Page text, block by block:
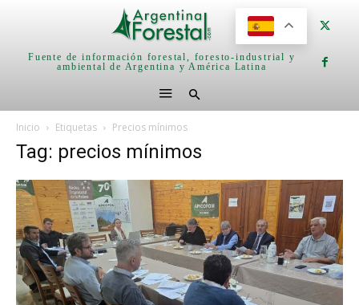
Fuente de información forestal, foresto-industrial y
ambiental de Argentina y América Latina
Inicio Etiquetas Precios mínimos
Tag: precios mínimos